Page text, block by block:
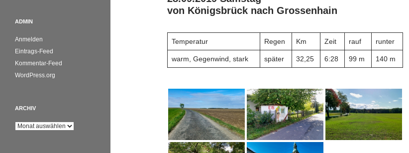
von Königsbrück nach Grossenhain
Temperatur Regen Km Zeit rauf runter
warm, Gegenwind, stark später 32,25 6:28 99 m 140 m
ADMIN
Anmelden
Eintrags-Feed
Kommentar-Feed
WordPress.org
ARCHIV
Archiv